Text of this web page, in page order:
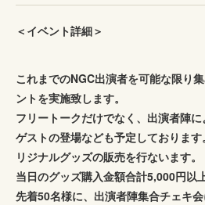
＜イベント詳細＞
これまでのNGC出演者を可能な限り
ントを実施致します。
フリートークだけでなく、出演者陣
ゲストの登場なども予定しておりま
リジナルグッズの販売を行ないます。
当日のグッズ購入金額合計5,000円以
先着50名様に、出演者陣集合チェキ